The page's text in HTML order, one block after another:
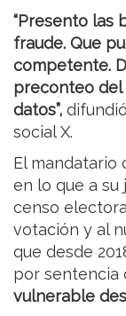
“Presento las
fraude. Que
competente.
preconteo del
datos”,
social X.
El mandatario
en lo que a su
censo
votación y al
que desde
por sentencia
vulnerable